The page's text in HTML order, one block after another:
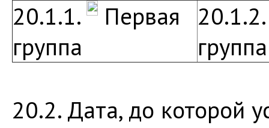
20.1.1.
Первая
группа
группа
20.2. Дата, до которой